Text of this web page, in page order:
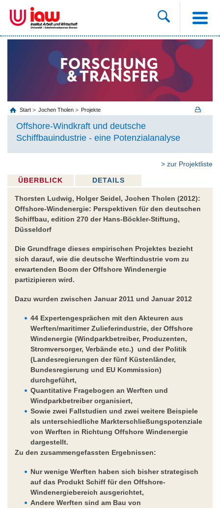
Start Jochen Tholen Projekte
Offshore-Windkraft und deutsche
Schiffbauindustrie - eine Potenzialanalyse
> zur Projektliste
ÜBERBLICK DETAILS
Thorsten Ludwig, Holger Seidel, Jochen Tholen (2012):
Offshore-Windenergie: Perspektiven für den deutschen
Schiffbau, edition 270 der Hans-Böckler-Stiftung,
Düsseldorf
Die Grundfrage dieses empirischen Projektes bezieht
sich darauf, wie die deutsche Werftindustrie vom zu
erwartenden Boom der Offshore Windenergie
partizipieren wird.
Dazu wurden zwischen Januar 2011 und Januar 2012
44 Expertengesprächen mit den Akteuren aus
Werften/maritimer Zulieferindustrie, der Offshore
Windenergie (Windparkbetreiber, Produzenten,
Stromversorger, Verbände etc.) und der Politik
(Landesregierungen der fünf Küstenländer,
Bundesregierung und EU Kommission)
durchgeführt,
Quantitative Fragebogen an Werften und
Windparkbetreiber organisiert,
Sowie zwei Fallstudien und zwei weitere Beispiele
als unterschiedliche Markterschließungspotenziale
von Werften in Richtung Offshore Windenergie
dargestellt.
Zu den zusammengefassten Ergebnissen:
Nur wenige Werften haben sich bisher strategisch
auf das Produkt Schiff für den Offshore-
Windenergiebereich ausgerichtet,
Andere Werften sind am Bau von